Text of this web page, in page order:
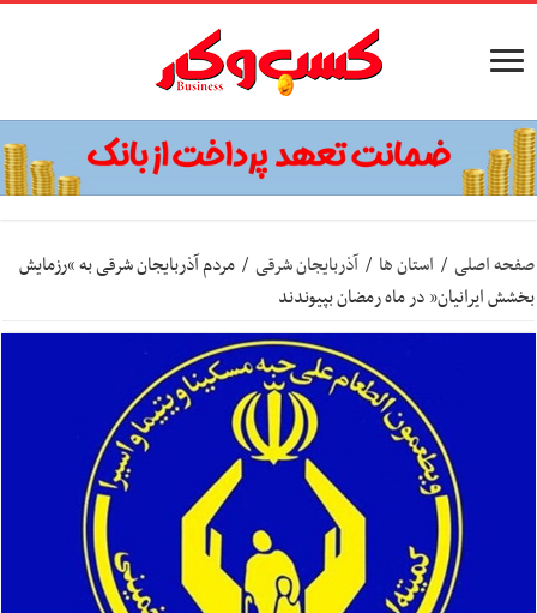
صفحه اصلی / استان ها / آذربایجان شرقی / مردم آذربایجان شرقی به “رزمایش
بخشش ایرانیان” در ماه رمضان بپیوندند